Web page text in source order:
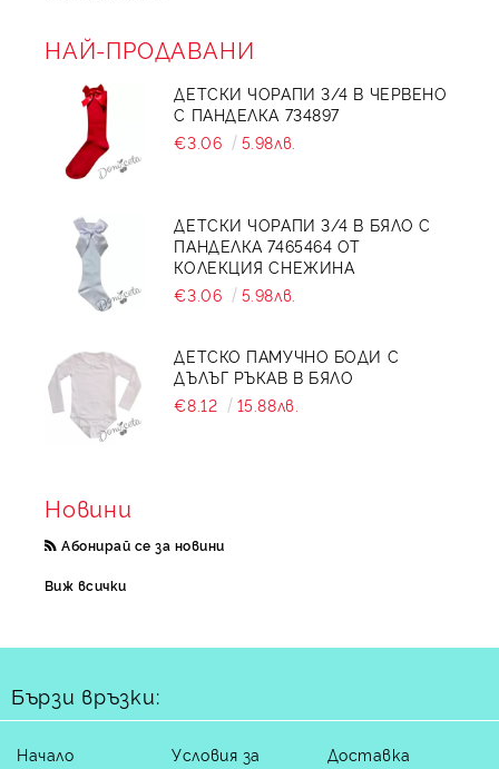
НАЙ-ПРОДАВАНИ
ДЕТСКИ ЧОРАПИ 3/4 В ЧЕРВЕНО
С ПАНДЕЛКА 734897
€3.06
5.98лв.
ДЕТСКИ ЧОРАПИ 3/4 В БЯЛО С
ПАНДЕЛКА 7465464 ОТ
КОЛЕКЦИЯ СНЕЖИНА
€3.06
5.98лв.
ДЕТСКО ПАМУЧНО БОДИ С
ДЪЛЪГ РЪКАВ В БЯЛО
€8.12
15.88лв.
Новини
Абонирай се за новини
Виж всички
Бързи връзки:
Начало
Условия за
Доставка